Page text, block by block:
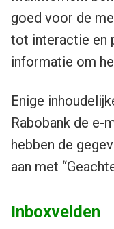
goed voor de
tot interactie en
informatie om
Enige
Rabobank de e-
hebben de
aan met
Inboxvelden